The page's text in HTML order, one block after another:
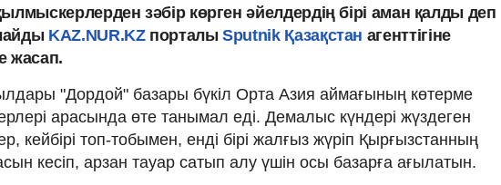
зәбір көрген әйелдердің бірі аман қалды деп
KAZ.NUR.KZ порталыSputnik Қазақстан агенттігіне
жасап.
"Дордой" базары бүкіл Орта Азия аймағының көтерме
арасында өте танымал еді. Демалыс күндері жүздеген
кейбірі топ-тобымен, енді бірі жалғыз жүріп Қырғызстанның
кесіп, арзан тауар сатып алу үшін осы базарға ағылатын.